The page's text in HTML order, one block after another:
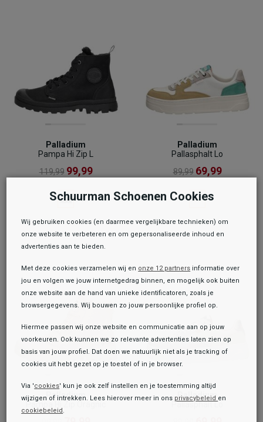
Toegevoegd aan je winkeltas!
Palladium
Pampa Hi Zip L
119,99 99,99
Palladium
Pallasphalt Lo
89,99 69,99
Palladium
Pampa Hi Zip Oragnic
Palladium
Pallasphalt Lo
Schuurman Schoenen Cookies
Wij gebruiken cookies (en daarmee vergelijkbare technieken) om
onze website te verbeteren en om gepersonaliseerde inhoud en
advertenties aan te bieden.
Met deze cookies verzamelen wij en onze 12 partners informatie over
jou en volgen we jouw internetgedrag binnen, en mogelijk ook buiten
onze website aan de hand van unieke identificatoren, zoals je
browsergegevens. Wij bouwen zo jouw persoonlijke profiel op.
Hiermee passen wij onze website en communicatie aan op jouw
voorkeuren. Ook kunnen we zo relevante advertenties laten zien op
basis van jouw profiel. Dat doen we natuurlijk niet als je tracking of
cookies uit hebt gezet op je toestel of in je browser.
Via 'cookies' kun je ook zelf instellen en je toestemming altijd
wijzigen of intrekken. Lees hierover meer in ons privacybeleid en
cookiebeleid .